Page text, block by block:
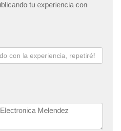
tu experiencia con